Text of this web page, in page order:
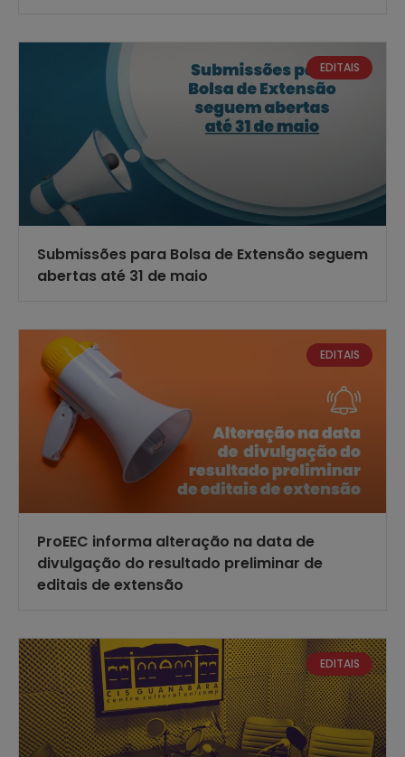
EDITAIS
Submissões para Bolsa de Extensão seguem
abertas até 31 de maio
EDITAIS
ProEEC informa alteração na data de
divulgação do resultado preliminar de
editais de extensão
EDITAIS